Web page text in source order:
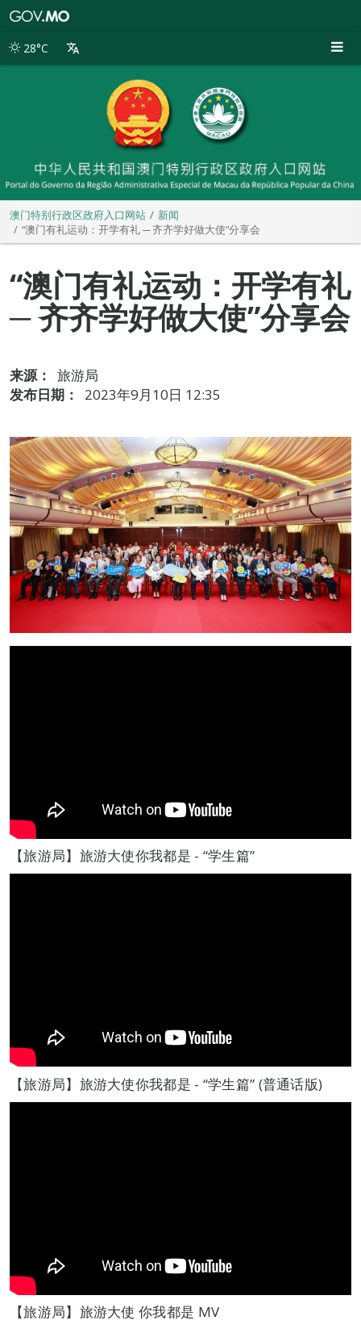
别
28°C
澳门特别行政区政府入口网站
新闻
“澳门有礼运动：开学有礼 ─ 齐齐学好做大使”分享会
“澳门有礼运动：开学有礼
─ 齐齐学好做大使”分享会
来源：
旅游局
发布日期：
2023年9月10日 12:35
【旅游局】旅游大使你我都是 - “学生篇”
【旅游局】旅游大使你我都是 - “学生篇” (普通话版)
【旅游局】旅游大使 你我都是 MV